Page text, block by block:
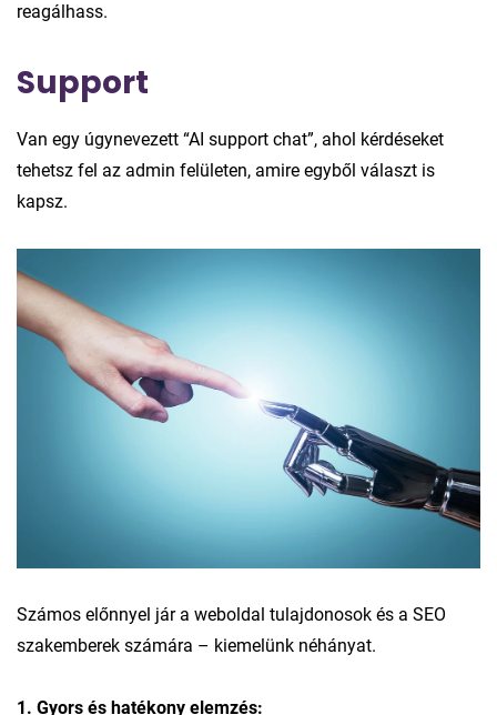
reagálhass.
Support
Van egy úgynevezett “AI support chat”, ahol kérdéseket
tehetsz fel az admin felületen, amire egyből választ is
kapsz.
Számos előnnyel jár a weboldal tulajdonosok és a SEO
szakemberek számára – kiemelünk néhányat.
1. Gyors és hatékony elemzés: